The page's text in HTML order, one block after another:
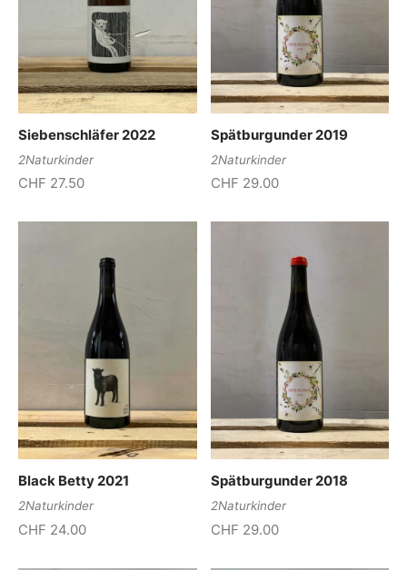
Siebenschläfer 2022
2Naturkinder
CHF 27.50
Spätburgunder 2019
2Naturkinder
CHF 29.00
Black Betty 2021
2Naturkinder
CHF 24.00
Spätburgunder 2018
2Naturkinder
CHF 29.00